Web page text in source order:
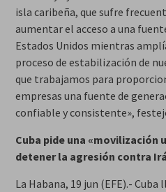
isla caribeña, que sufre
aumentar el acceso a una
Estados Unidos mientras
proceso de estabilización de
que trabajamos para
empresas una fuente de
confiable y consistente»,
Cuba pide una «movilización
detener la agresión contra
La Habana, 19 jun (EFE).- Cuba